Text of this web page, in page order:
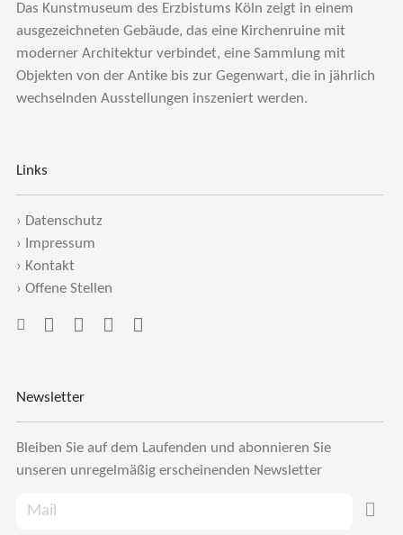
Das Kunstmuseum des Erzbistums Köln zeigt in einem
ausgezeichneten Gebäude, das eine Kirchenruine mit
moderner Architektur verbindet, eine Sammlung mit
Objekten von der Antike bis zur Gegenwart, die in jährlich
wechselnden Ausstellungen inszeniert werden.
Links
› Datenschutz
›
Impressum
› Kontakt
› Offene Stellen
Newsletter
Bleiben Sie auf dem Laufenden und abonnieren Sie
unseren unregelmäßig erscheinenden Newsletter